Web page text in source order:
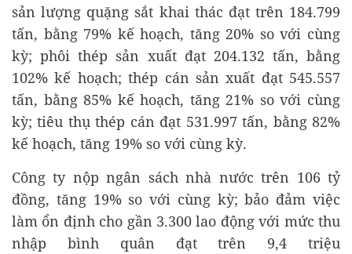
sản lượng quặng sắt khai thác đạt trên 184.799
tấn, bằng 79% kế hoạch, tăng 20% so với cùng
kỳ; phôi thép sản xuất đạt 204.132 tấn, bằng
102% kế hoạch; thép cán sản xuất đạt 545.557
tấn, bằng 85% kế hoạch, tăng 21% so với cùng
kỳ; tiêu thụ thép cán đạt 531.997 tấn, bằng 82%
kế hoạch, tăng 19% so với cùng kỳ.
Công ty nộp ngân sách nhà nước trên 106 tỷ
đồng, tăng 19% so với cùng kỳ; bảo đảm việc
làm ổn định cho gần 3.300 lao động với mức thu
nhập bình quân đạt trên 9,4 triệu